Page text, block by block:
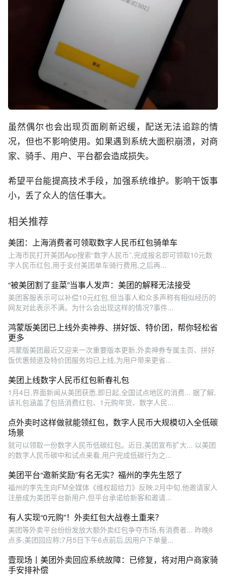
虽然偶尔也会出现页面刷新迟缓，配送无法追踪的情
况，但也不影响使用。如果遇到系统大面积崩溃，对商
家、骑手、用户、平台都会造成损失。
希望平台能提高技术手段，加强系统维护。影响干饭事
小，丢了众人的信任事大。
相关推荐
美团：上海消费者可领取数字人民币红包骑单车
上海市民打开美团App搜索“数字人民币”,完成报名即可领取10元数
字人民币红包,用于支付美团单车骑行费用,之后再...
“被美团割了韭菜”当事人发声：美团的解释无法接受
美团客服表示可以补偿10元红包,但当事人和众多声称有相似经历的
网友对此表示不满。为什么会出现这样的情况?事件...
鸿蒙版美团已上线外卖神券、拼好饭、特价团，帮你轻松省
更多
鸿蒙版美团最近又迎来一次重要版本更新,外卖神券专属主页、拼好
饭优惠频道及特价团服务均已上线,为用户带来更省...
美团上线数字人民币红包新春礼包
1月4日,界面新闻从美团获悉,即日起,全国试点地区的消费... 据了解,
该礼包涵盖了包括消费红包、1元购年货、数字人民...
点外卖时这样做就能领红包，数字人民币大规模切入全低碳
场景
就可以领取一份数字人民币低碳红包。近日,美团宣布扩大... 以美团
的数字人民币碳中和试点来看,用户完成低碳行为之...
美团平台“邀新奖励”有名无实？福州的李先生怒了
福州的李先生向FM全媒体《维权超给力》反映,2月中旬,他邀请家人
注册成为美团平台新用户,但平台承诺给新客和邀请...
有人实现“0元购”！外卖红包大战卷土重来？
美团等外卖平台纷纷发放大额外卖红包争夺市场,有消费者... 昨晚8
点多,美团回应称:7月5日下午6点前后,因用户下单量...
壹现场丨美团外卖回应系统故障：已修复，将对用户商家骑
手安排补偿